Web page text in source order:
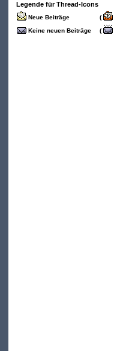
Legende für Thread-Icons
Neue Beiträge (
Keine neuen Beiträge
(